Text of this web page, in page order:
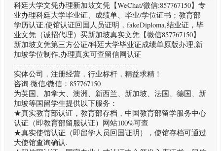
科廷大学文凭办理新加坡文凭【WeChat/微信:857767150】专
业办理科廷大学毕业证、成绩单、毕业/学位证书；教育部
学历认证.使馆认证回国人员证明，fakeDiploma,结业证，毕
业文凭（诚招代理）买新加坡真实文凭【微信857767150】
新加坡文凭第三方公证/科廷大学毕业证成绩单原版办理,新
加坡学位制作,办理真实可查留信网认证
--------------------------------------------------
实体公司，注册经营，行业标杆，精益求精！
咨询 微信/微信：857767150
为英国、加拿大、澳洲、新西兰、新加坡、法国、德国、新
加坡等国留学生提供以下服务：
★真实教育部认证，教育部存档，中国教育部留学服务中心
认证（即教育部留服认证）网站100%可查
★真实使馆认证（即留学人员回国证明），使馆存档可通过
大使馆查询确认.